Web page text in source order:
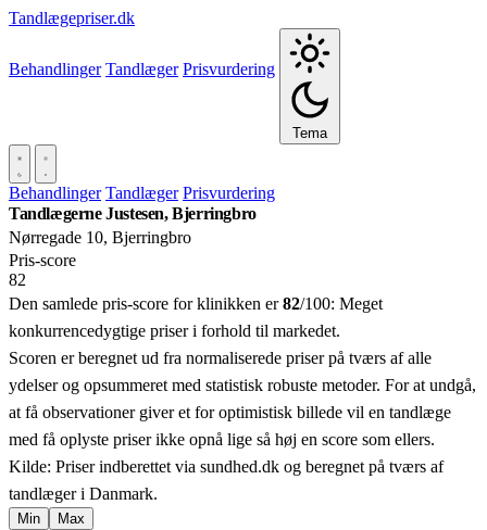
Tandlægepriser.dk
Behandlinger Tandlæger Prisvurdering
Tema
Behandlinger Tandlæger Prisvurdering
Tandlægerne Justesen, Bjerringbro
Nørregade 10, Bjerringbro
Pris‑score
82
Den samlede pris-score for klinikken er82/100: Meget
konkurrencedygtige priser i forhold til markedet.
Scoren er beregnet ud fra normaliserede priser på tværs af alle
ydelser og opsummeret med statistisk robuste metoder. For at undgå,
at få observationer giver et for optimistisk billede vil en tandlæge
med få oplyste priser ikke opnå lige så høj en score som ellers.
Kilde: Priser indberettet via sundhed.dk og beregnet på tværs af
tandlæger i Danmark.
Min Max